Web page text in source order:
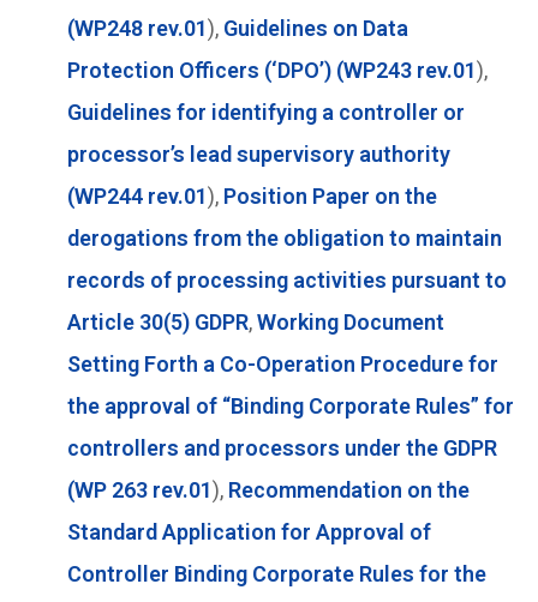
(WP248 rev.01), Guidelines on Data
Protection Officers (‘DPO’) (WP243 rev.01),
Guidelines for identifying a controller or
processor’s lead supervisory authority
(WP244 rev.01), Position Paper on the
derogations from the obligation to maintain
records of processing activities pursuant to
Article 30(5) GDPR,Working Document
Setting Forth a Co-Operation Procedure for
the approval of “Binding Corporate Rules” for
controllers and processors under the GDPR
(WP 263 rev.01), Recommendation on the
Standard Application for Approval of
Controller Binding Corporate Rules for the